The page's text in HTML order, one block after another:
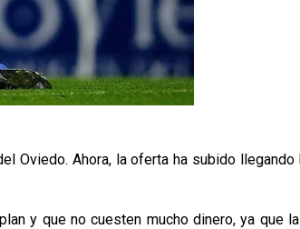
Oviedo. Ahora, la oferta ha subido
y que no cuesten mucho dinero, ya que